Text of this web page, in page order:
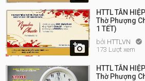

HTTL TÂN
Thờ Phượng
1 TẾT)
bởi HTTLVN 
173 Lượt xem
HTTL TÂN
Thờ Phượng